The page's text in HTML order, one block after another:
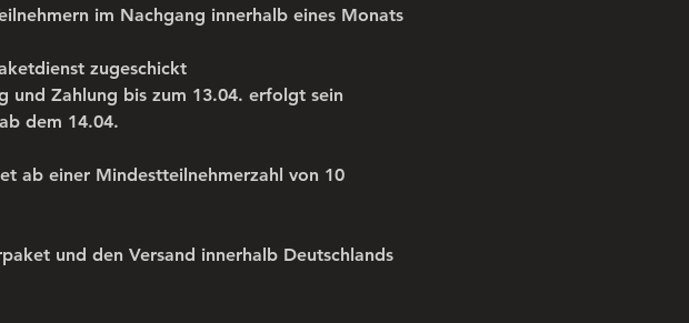
im Nachgang innerhalb eines Monats
zugeschickt
und Zahlung bis zum 13.04. erfolgt sein
dem 14.04.
ab einer Mindestteilnehmerzahl von 10
und den Versand innerhalb Deutschlands